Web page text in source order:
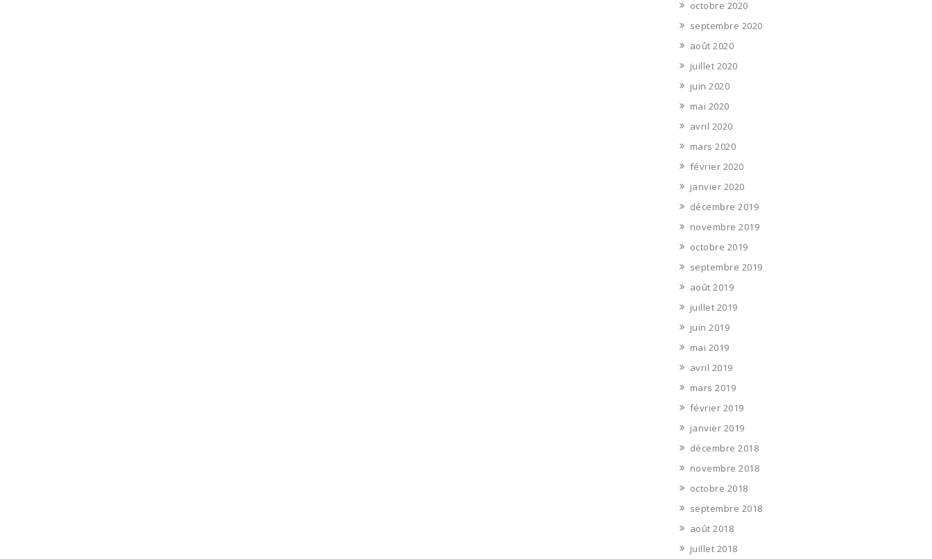
octobre 2020
septembre 2020
août 2020
juillet 2020
juin 2020
mai 2020
avril 2020
mars 2020
février 2020
janvier 2020
décembre 2019
novembre 2019
octobre 2019
septembre 2019
août 2019
juillet 2019
juin 2019
mai 2019
avril 2019
mars 2019
février 2019
janvier 2019
décembre 2018
novembre 2018
octobre 2018
septembre 2018
août 2018
juillet 2018